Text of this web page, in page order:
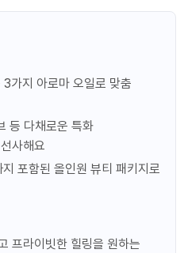
예약
가지 아로마 오일로 맞춤
등 다채로운 특화
사해요
포함된 올인원 뷰티 패키지로
프라이빗한 힐링을 원하는